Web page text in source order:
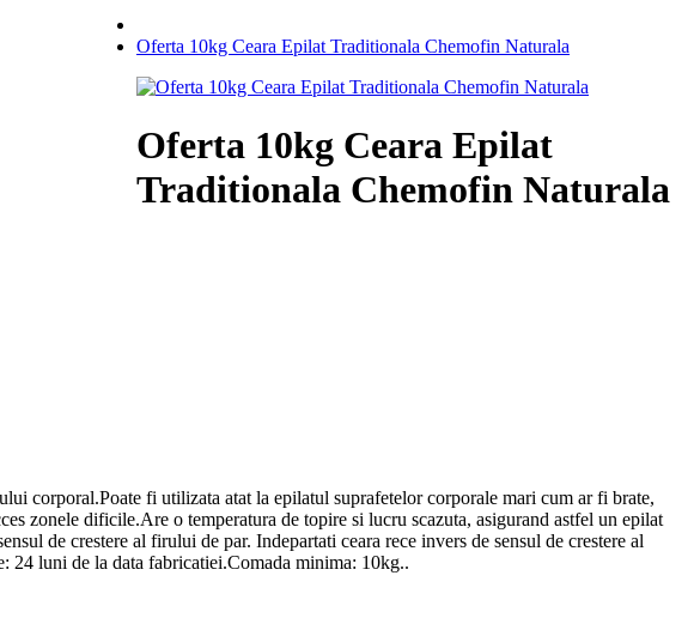
Oferta 10kg Ceara Epilat Traditionala Chemofin Naturala
Oferta 10kg Ceara Epilat
Traditionala Chemofin Naturala
corporal.Poate fi utilizata atat la epilatul suprafetelor corporale mari cum ar fi brate,
zonele dificile.Are o temperatura de topire si lucru scazuta, asigurand astfel un epilat
de crestere al firului de par. Indepartati ceara rece invers de sensul de crestere al
luni de la data fabricatiei.Comada minima: 10kg..